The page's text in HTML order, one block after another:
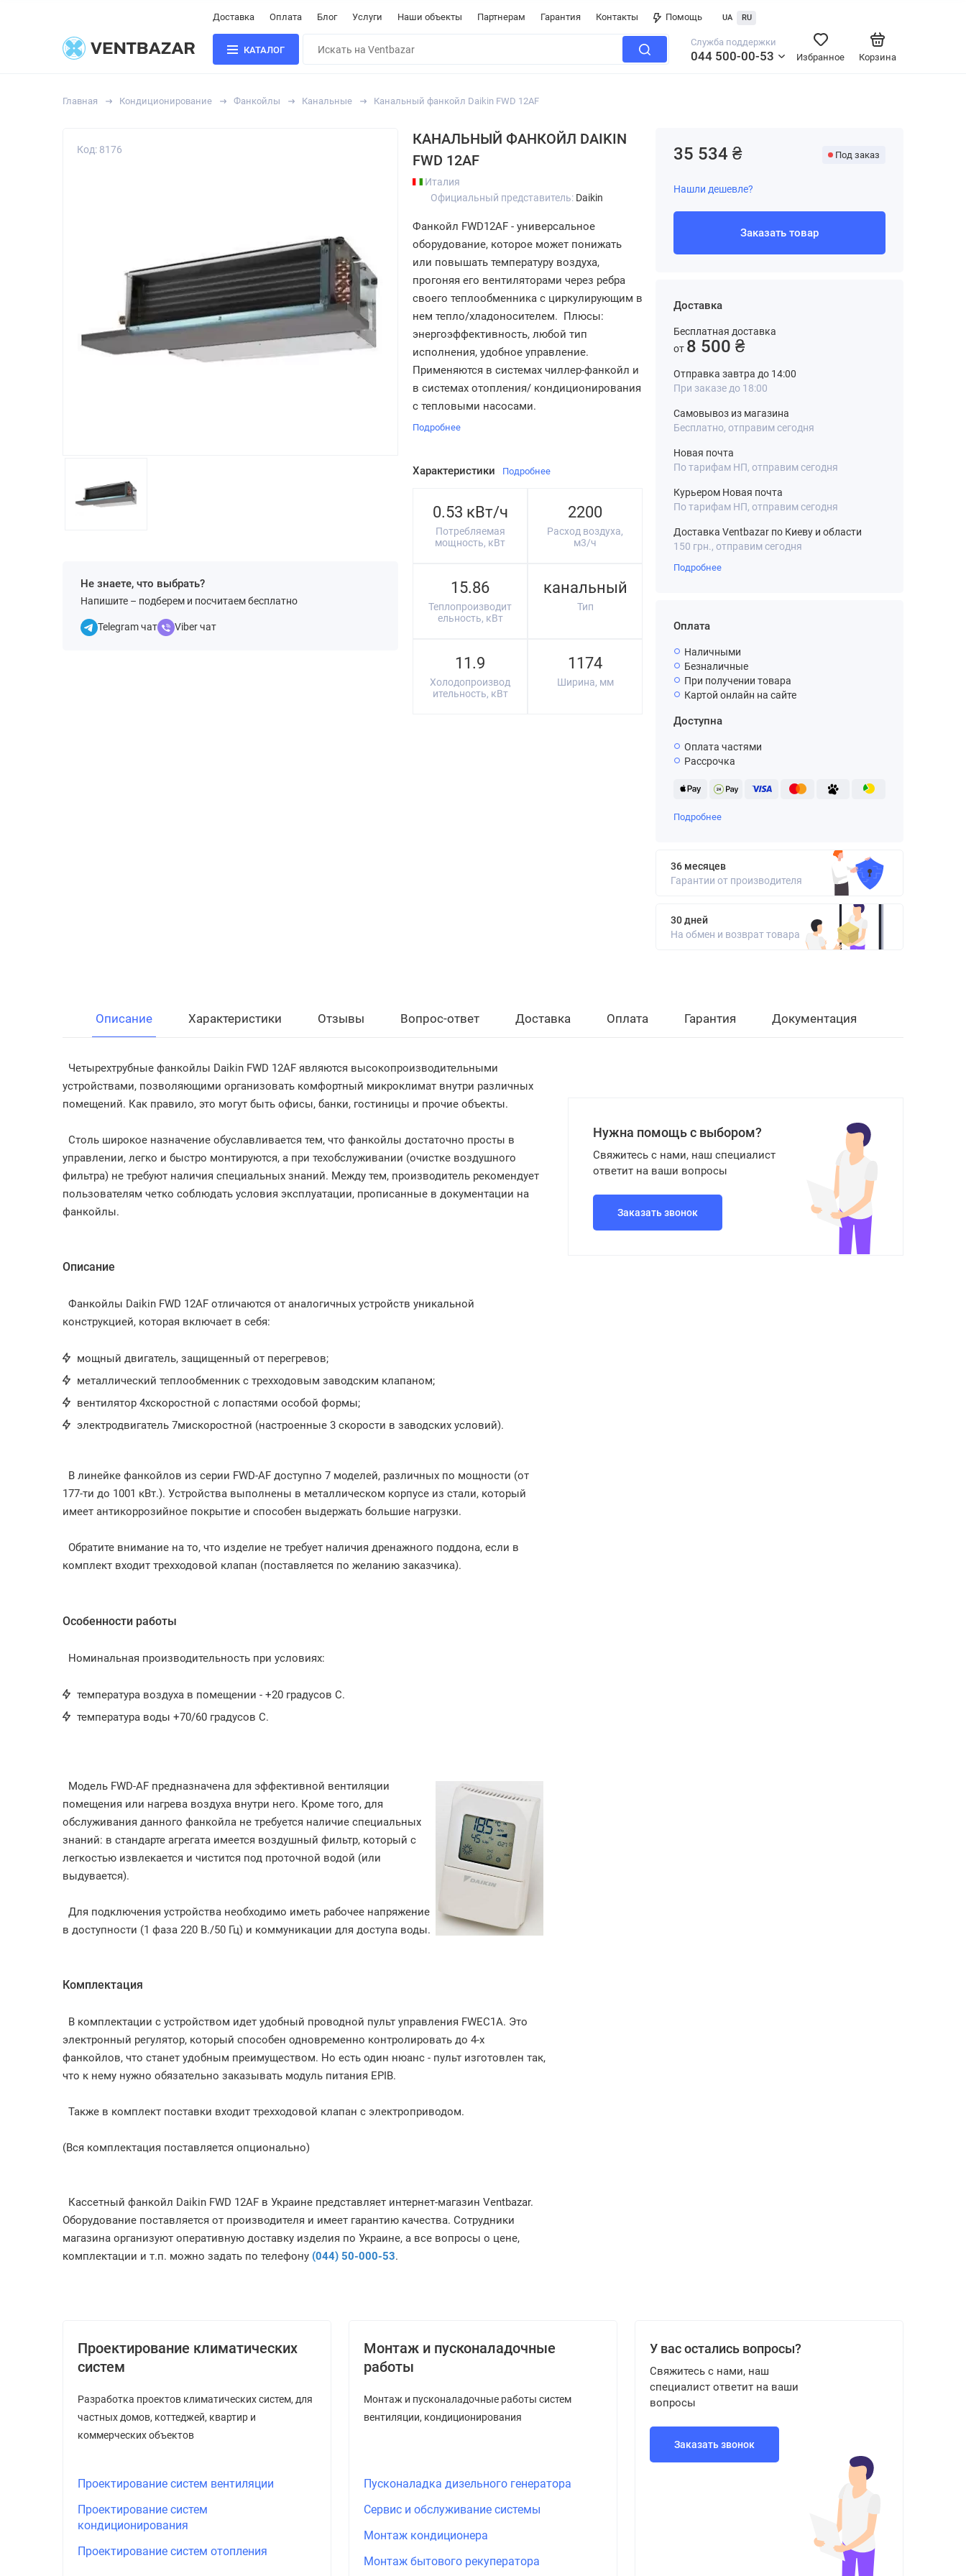
Доставка Оплата Блог Услуги Наши объекты Партнерам Гарантия Контакты Помощь UA RU
КАТАЛОГ
Служба поддержки
044 500-00-53 Корзина
Избранное
Главная Кондиционирование Фанкойлы Канальные Канальный фанкойл Daikin FWD 12AF
Код: 8176
Не знаете, что выбрать?
Напишите – подберем и посчитаем бесплатно
Telegram чат Viber чат
КАНАЛЬНЫЙ ФАНКОЙЛ DAIKIN
FWD 12AF
Италия
Официальный представитель: Daikin
Фанкойл FWD12AF - универсальное
оборудование, которое может понижать
или повышать температуру воздуха,
прогоняя его вентиляторами через ребра
своего теплообменника с циркулирующим в
нем тепло/хладоносителем. Плюсы:
энергоэффективность, любой тип
исполнения, удобное управление.
Применяются в системах чиллер-фанкойл и
в системах отопления/ кондиционирования
с тепловыми насосами.
Подробнее
Характеристики Подробнее
0.53 кВт/ч
Потребляемая
мощность, кВт
2200
Расход воздуха,
м3/ч
15.86
Теплопроизводит
ельность, кВт
канальный
Тип
11.9
Холодопроизвод
ительность, кВт
1174
Ширина, мм
35 534 ₴ Под заказ
Нашли дешевле?
Заказать товар
Доставка
Бесплатная доставка
от 8 500 ₴
Отправка завтра до 14:00
При заказе до 18:00
Самовывоз из магазина
Бесплатно, отправим сегодня
Новая почта
По тарифам НП, отправим сегодня
Курьером Новая почта
По тарифам НП, отправим сегодня
Доставка Ventbazar по Киеву и области
150 грн., отправим сегодня
Подробнее
Оплата
Наличными
Безналичные
При получении товара
Картой онлайн на сайте
Доступна
Оплата частями
Рассрочка
Подробнее
36 месяцев
Гарантии от производителя
30 дней
На обмен и возврат товара
Описание Характеристики Отзывы Вопрос-ответ Доставка Оплата Гарантия Документация
Четырехтрубные фанкойлы Daikin FWD 12AF являются высокопроизводительными
устройствами, позволяющими организовать комфортный микроклимат внутри различных
помещений. Как правило, это могут быть офисы, банки, гостиницы и прочие объекты.
Столь широкое назначение обуславливается тем, что фанкойлы достаточно просты в
управлении, легко и быстро монтируются, а при техобслуживании (очистке воздушного
фильтра) не требуют наличия специальных знаний. Между тем, производитель рекомендует
пользователям четко соблюдать условия эксплуатации, прописанные в документации на
фанкойлы.
Описание
Фанкойлы Daikin FWD 12AF отличаются от аналогичных устройств уникальной
конструкцией, которая включает в себя:
мощный двигатель, защищенный от перегревов;
металлический теплообменник с трехходовым заводским клапаном;
вентилятор 4хскоростной с лопастями особой формы;
электродвигатель 7мискоростной (настроенные 3 скорости в заводских условий).
В линейке фанкойлов из серии FWD-AF доступно 7 моделей, различных по мощности (от
177-ти до 1001 кВт.). Устройства выполнены в металлическом корпусе из стали, который
имеет антикоррозийное покрытие и способен выдержать большие нагрузки.
Обратите внимание на то, что изделие не требует наличия дренажного поддона, если в
комплект входит трехходовой клапан (поставляется по желанию заказчика).
Особенности работы
Номинальная производительность при условиях:
температура воздуха в помещении - +20 градусов C.
температура воды +70/60 градусов C.
Модель FWD-AF предназначена для эффективной вентиляции
помещения или нагрева воздуха внутри него. Кроме того, для
обслуживания данного фанкойла не требуется наличие специальных
знаний: в стандарте агрегата имеется воздушный фильтр, который с
легкостью извлекается и чистится под проточной водой (или
выдувается).
Для подключения устройства необходимо иметь рабочее напряжение
в доступности (1 фаза 220 В./50 Гц) и коммуникации для доступа воды.
Комплектация
В комплектации с устройством идет удобный проводной пульт управления FWEC1A. Это
электронный регулятор, который способен одновременно контролировать до 4-х
фанкойлов, что станет удобным преимуществом. Но есть один нюанс - пульт изготовлен так,
что к нему нужно обязательно заказывать модуль питания EPIB.
Также в комплект поставки входит трехходовой клапан с электроприводом.
(Вся комплектация поставляется опционально)
Кассетный фанкойл Daikin FWD 12AF в Украине представляет интернет-магазин Ventbazar.
Оборудование поставляется от производителя и имеет гарантию качества. Сотрудники
магазина организуют оперативную доставку изделия по Украине, а все вопросы о цене,
комплектации и т.п. можно задать по телефону (044) 50-000-53.
Нужна помощь с выбором?
Свяжитесь с нами, наш специалист
ответит на ваши вопросы
Заказать звонок
Проектирование климатических
систем
Разработка проектов климатических систем, для
частных домов, коттеджей, квартир и
коммерческих объектов
Проектирование систем вентиляции
Проектирование систем
кондиционирования
Проектирование систем отопления
Монтаж и пусконаладочные
работы
Монтаж и пусконаладочные работы систем
вентиляции, кондиционирования
Пусконаладка дизельного генератора
Сервис и обслуживание системы
Монтаж кондиционера
Монтаж бытового рекуператора
У вас остались вопросы?
Свяжитесь с нами, наш
специалист ответит на ваши
вопросы
Заказать звонок